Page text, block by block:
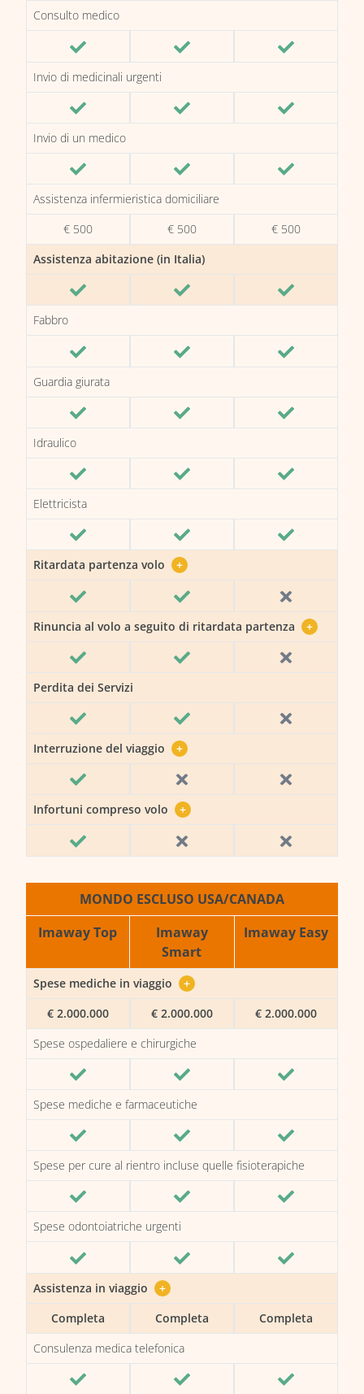
Consulto medico
Invio di medicinali urgenti
Invio di un medico
Assistenza infermieristica domiciliare
€ 500
€ 500
€ 500
Assistenza abitazione (in Italia)
Fabbro
Guardia giurata
Idraulico
Elettricista
Ritardata partenza volo +
Rinuncia al volo a seguito di ritardata partenza +
Perdita dei Servizi
Interruzione del viaggio +
Infortuni compreso volo +
MONDO ESCLUSO USA/CANADA
Imaway Top
Imaway
Smart
Imaway Easy
Spese mediche in viaggio
+
€ 2.000.000
€ 2.000.000
€ 2.000.000
Spese ospedaliere e chirurgiche
Spese mediche e farmaceutiche
Spese per cure al rientro incluse quelle fisioterapiche
Spese odontoiatriche urgenti
Assistenza in viaggio
+
Completa
Completa
Completa
Consulenza medica telefonica